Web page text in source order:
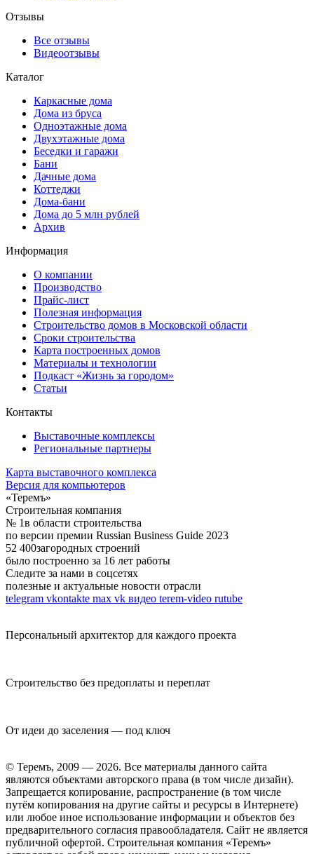
Отзывы
Все отзывы
Видеоотзывы
Каталог
Каркасные дома
Дома из бруса
Одноэтажные дома
Двухэтажные дома
Беседки и гаражи
Бани
Дачные дома
Коттеджи
Дома-бани
Дома до 5 млн рублей
Архив
Информация
О компании
Производство
Прайс-лист
Полезная информация
Строительство домов в Московской области
Сроки строительства
Карта построенных домов
Материалы и технологии
Подкаст «Жизнь за городом»
Статьи
Контакты
Выставочные комплексы
Региональные партнеры
Карта выставочного комплекса
Версия для компьютеров
«Теремъ»
Строительная компания
№ 1в области строительства
по версии премии Russian Business Guide 2023
52 400загородных строений
было построенно за 16 лет работы
Следите за нами в соцсетях
полезные и актуальные новости отрасли
telegram vkontakte max vk видео terem-video rutube
Персональный архитектор для каждого проекта
Строительство без предоплаты и переплат
От идеи до заселения — под ключ
© Теремъ, 2009 — 2026. Все материалы данного сайта
являются объектами авторского права (в том числе дизайн).
Запрещается копирование, распространение (в том числе
путём копирования на другие сайты и ресурсы в Интернете)
или любое иное использование информации и объектов без
предварительного согласия правообладателя. Cайт не является
публичной офертой. Строительная компания «Теремъ»